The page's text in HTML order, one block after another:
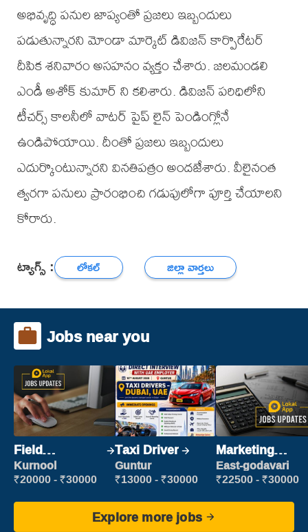
అభివృద్ధి పనుల జాప్యంతో ప్రజలు ఇబ్బందులు
పడుతున్నారని మోండా మార్కెట్ డివిజన్ కార్పొరేటర్
దీపిక శనివారం అసహనం వ్యక్తం చేశారు. జలమండలి
ఎండీ అశోక్ కుమార్ ని కలిశారు. డివిజన్ పరిధిలోని
టీచర్స్ కాలనీలో వాటర్ పైప్ లైన్ పెండింగ్లోనే
ఉండిపోయాయి. దీంతో ప్రజలు ఇబ్బందులు
ఎదుర్కొంటున్నారని వినతిపత్రం అందజేశారు. వీలైనంత
త్వరగా పనులు ప్రారంభించి గడుపులోగా పూర్తి చేయాలని
కోరారు.
ట్యాగ్స్ : లోకల్ జిల్లా వార్తలు
Jobs near you
Field
Marketing
Executive
Kurnool
₹20000 - ₹30000
Taxi Driver
Guntur
₹13000 - ₹30000
Marketing
Executive
East-godavari
₹22500 - ₹30000
Explore more jobs